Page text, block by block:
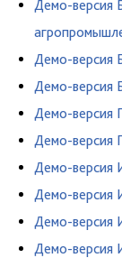
Демо-версия
Демо-версия
Демо-версия
Демо-версия
Демо-версия
Демо-версия
Демо-версия
Демо-версия
Демо-версия